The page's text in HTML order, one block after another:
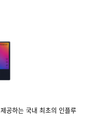
공하는 국내 최초의 인플루